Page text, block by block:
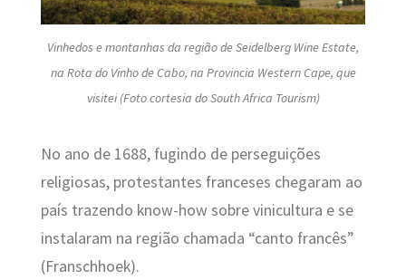
Vinhedos e montanhas da região de Seidelberg Wine Estate,
na Rota do Vinho de Cabo, na Provincia Western Cape, que
visitei (Foto cortesia do South Africa Tourism)
No ano de 1688, fugindo de perseguições
religiosas, protestantes franceses chegaram ao
país trazendo know-how sobre vinicultura e se
instalaram na região chamada “canto francês”
(Franschhoek).